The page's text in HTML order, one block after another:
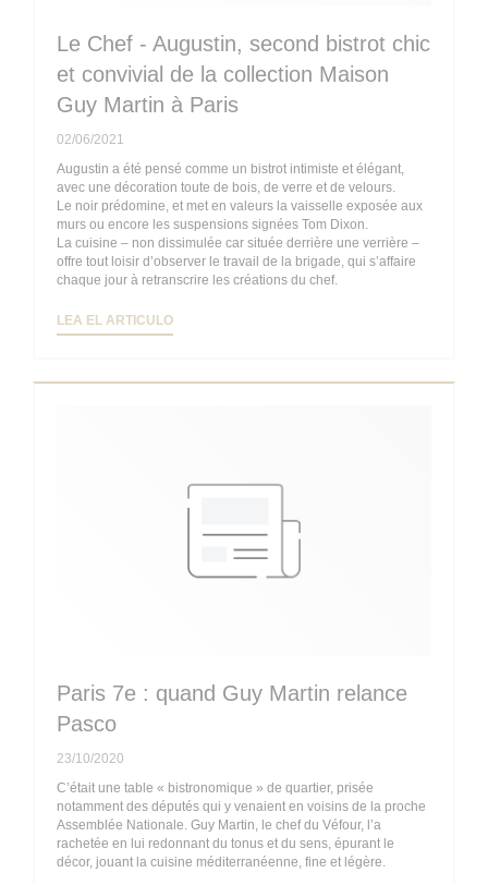
Le Chef - Augustin, second bistrot chic
et convivial de la collection Maison
Guy Martin à Paris
02/06/2021
Augustin a été pensé comme un bistrot intimiste et élégant,
avec une décoration toute de bois, de verre et de velours.
Le noir prédomine, et met en valeurs la vaisselle exposée aux
murs ou encore les suspensions signées Tom Dixon.
La cuisine – non dissimulée car située derrière une verrière –
offre tout loisir d’observer le travail de la brigade, qui s’affaire
chaque jour à retranscrire les créations du chef.
LEA EL ARTICULO((ABRE EN UNA NUEVA VENTANA))
Paris 7e : quand Guy Martin relance
Pasco
23/10/2020
C’était une table « bistronomique » de quartier, prisée
notamment des députés qui y venaient en voisins de la proche
Assemblée Nationale. Guy Martin, le chef du Véfour, l’a
rachetée en lui redonnant du tonus et du sens, épurant le
décor, jouant la cuisine méditerranéenne, fine et légère.